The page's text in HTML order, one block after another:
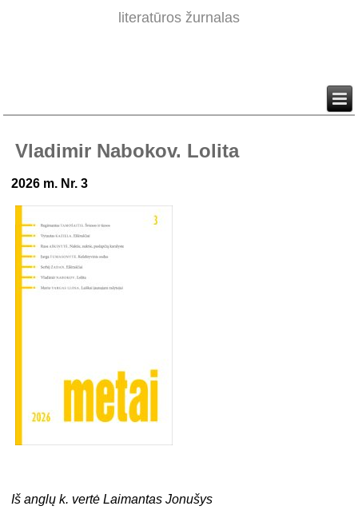
literatūros žurnalas
Vladimir Nabokov. Lolita
2026 m. Nr. 3
Iš anglų k. vertė Laimantas Jonušys